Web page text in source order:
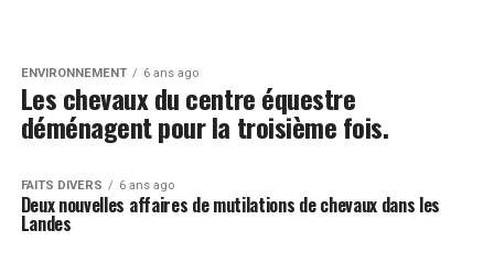
ENVIRONNEMENT 6 ans ago
Les chevaux du centre équestre
déménagent pour la troisième fois.
FAITS DIVERS 6 ans ago
Deux nouvelles affaires de mutilations de chevaux dans les
Landes